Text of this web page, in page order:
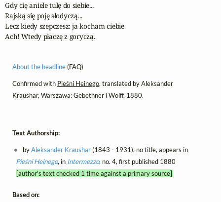
Gdy cię aniele tulę do siebie...
Rajską się poję słodyczą...
Lecz kiedy szepczesz: ja kocham ciebie
Ach! Wtedy płaczę z goryczą.
About the headline(FAQ)
Confirmed with Pieśni Heinego, translated by Aleksander
Kraushar, Warszawa: Gebethner i Wolff, 1880.
Text Authorship:
byAleksander Kraushar(1843 - 1931), no title, appears in
Pieśni Heinego, in Intermezzo, no. 4, first published 1880
[author's text checked 1 time against a primary source]
Based on: